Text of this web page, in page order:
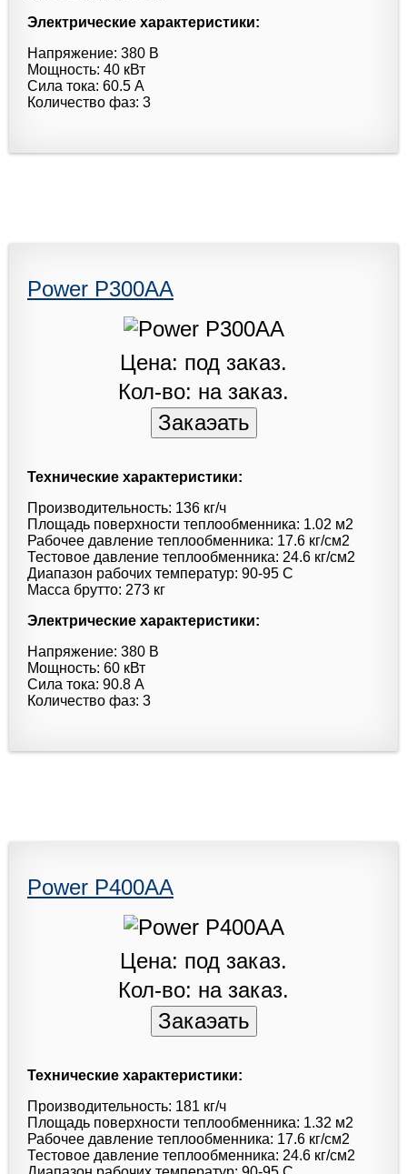
Электрические характеристики:
Напряжение: 380 В
Мощность: 40 кВт
Сила тока: 60.5 А
Количество фаз: 3
Power P300AA
Цена: под заказ.
Кол-во: на заказ.
Технические характеристики:
Производительность: 136 кг/ч
Площадь поверхности теплообменника: 1.02 м2
Рабочее давление теплообменника: 17.6 кг/см2
Тестовое давление теплообменника: 24.6 кг/см2
Диапазон рабочих температур: 90-95 C
Масса брутто: 273 кг
Электрические характеристики:
Напряжение: 380 В
Мощность: 60 кВт
Сила тока: 90.8 А
Количество фаз: 3
Power P400AA
Цена: под заказ.
Кол-во: на заказ.
Технические характеристики:
Производительность: 181 кг/ч
Площадь поверхности теплообменника: 1.32 м2
Рабочее давление теплообменника: 17.6 кг/см2
Тестовое давление теплообменника: 24.6 кг/см2